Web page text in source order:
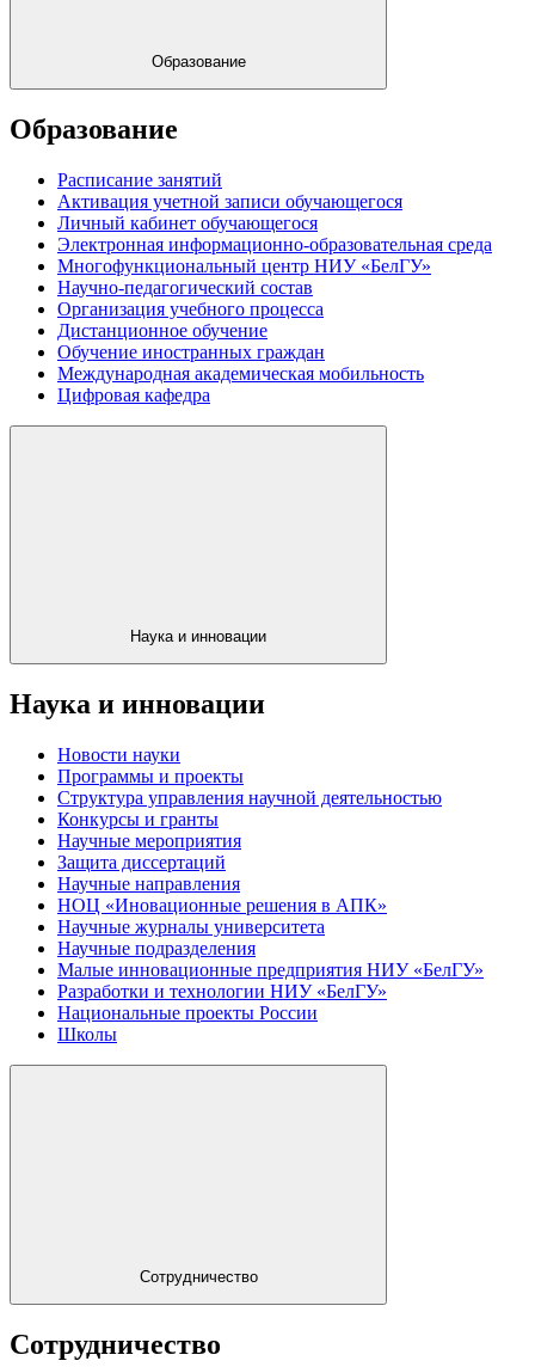
Образование
Образование
Расписание занятий
Активация учетной записи обучающегося
Личный кабинет обучающегося
Электронная информационно-образовательная среда
Многофункциональный центр НИУ «БелГУ»
Научно-педагогический состав
Организация учебного процесса
Дистанционное обучение
Обучение иностранных граждан
Международная академическая мобильность
Цифровая кафедра
Наука и инновации
Наука и инновации
Новости науки
Программы и проекты
Структура управления научной деятельностью
Конкурсы и гранты
Научные мероприятия
Защита диссертаций
Научные направления
НОЦ «Иновационные решения в АПК»
Научные журналы университета
Научные подразделения
Малые инновационные предприятия НИУ «БелГУ»
Разработки и технологии НИУ «БелГУ»
Национальные проекты России
Школы
Сотрудничество
Сотрудничество